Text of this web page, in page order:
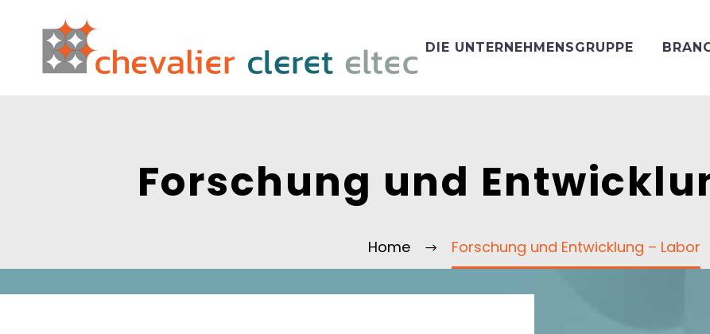
DIE UNTERNEHMENSGRUPPE
Forschung und
Home Forschung und Entwicklung – Labor